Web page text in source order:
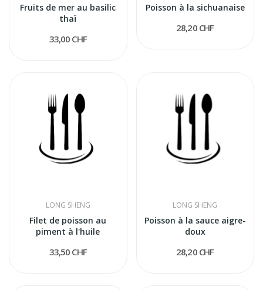
Fruits de mer au basilic
thaï
33,00 CHF
Poisson à la sichuanaise
28,20 CHF
LONG SHENG
Filet de poisson au
piment à l'huile
33,50 CHF
LONG SHENG
Poisson à la sauce aigre-
doux
28,20 CHF